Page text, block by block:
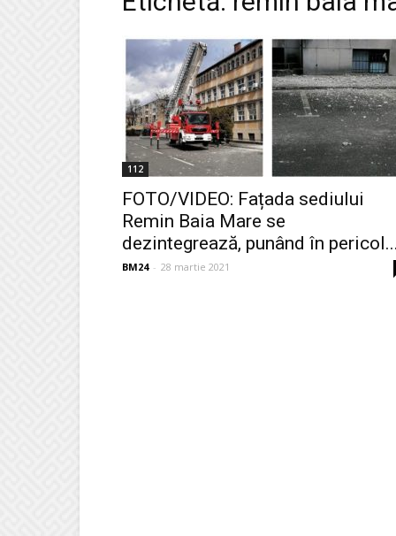
112
FOTO/VIDEO: Fațada sediului
Remin Baia Mare se
dezintegrează, punând în
BM24 - 28 martie 2021